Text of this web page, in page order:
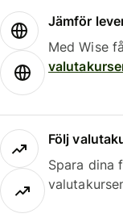
Jämför
Med Wise
Följ
Spara dina